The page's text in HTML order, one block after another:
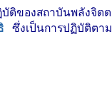
ติของสถาบันพลังจิต
ซึ่งเป็นการปฏิบัติตา